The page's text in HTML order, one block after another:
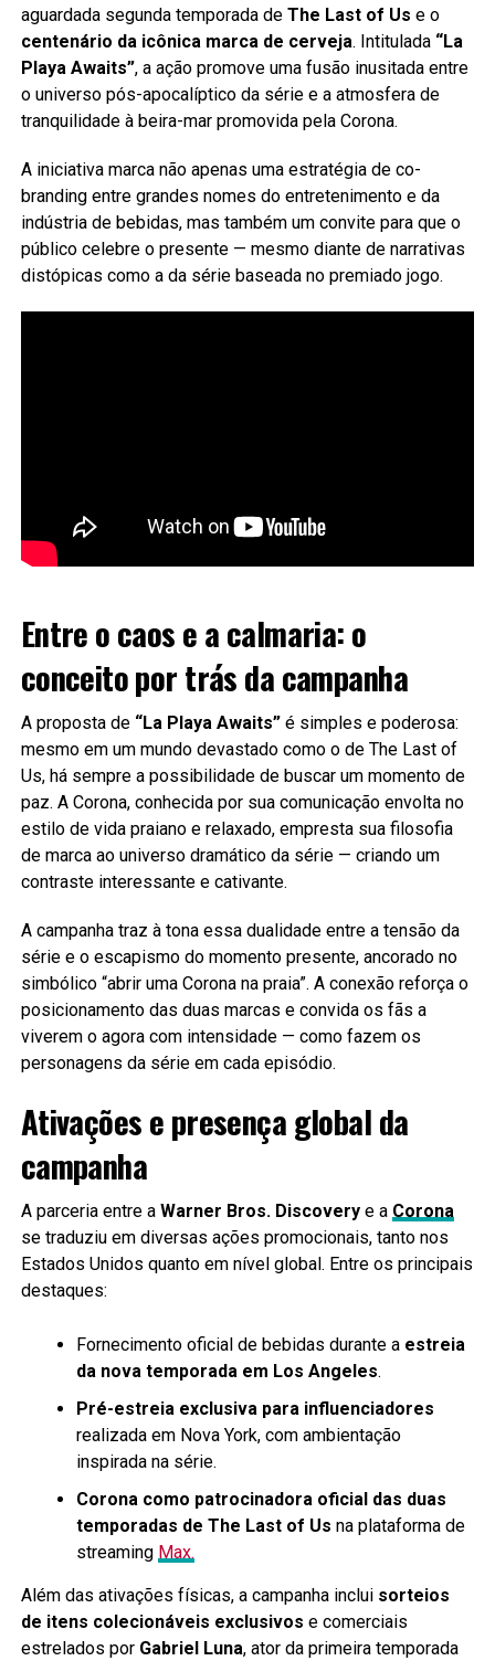
aguardada segunda temporada de The Last of Us e o
centenário da icônica marca de cerveja. Intitulada “La
Playa Awaits”, a ação promove uma fusão inusitada entre
o universo pós-apocalíptico da série e a atmosfera de
tranquilidade à beira-mar promovida pela Corona.
A iniciativa marca não apenas uma estratégia de co-
branding entre grandes nomes do entretenimento e da
indústria de bebidas, mas também um convite para que o
público celebre o presente — mesmo diante de narrativas
distópicas como a da série baseada no premiado jogo.
Entre o caos e a calmaria: o
conceito por trás da campanha
A proposta de “La Playa Awaits”é simples e poderosa:
mesmo em um mundo devastado como o de The Last of
Us, há sempre a possibilidade de buscar um momento de
paz. A Corona, conhecida por sua comunicação envolta no
estilo de vida praiano e relaxado, empresta sua filosofia
de marca ao universo dramático da série — criando um
contraste interessante e cativante.
A campanha traz à tona essa dualidade entre a tensão da
série e o escapismo do momento presente, ancorado no
simbólico “abrir uma Corona na praia”. A conexão reforça o
posicionamento das duas marcas e convida os fãs a
viverem o agora com intensidade — como fazem os
personagens da série em cada episódio.
Ativações e presença global da
campanha
A parceria entre a Warner Bros. Discoverye a Corona
se traduziu em diversas ações promocionais, tanto nos
Estados Unidos quanto em nível global. Entre os principais
destaques:
Fornecimento oficial de bebidas durante a estreia
da nova temporada em Los Angeles.
Pré-estreia exclusiva para influenciadores
realizada em Nova York, com ambientação
inspirada na série.
Corona como patrocinadora oficial das duas
temporadas de The Last of Us na plataforma de
streaming Max.
Além das ativações físicas, a campanha inclui sorteios
de itens colecionáveis exclusivos e comerciais
estrelados por Gabriel Luna, ator da primeira temporada